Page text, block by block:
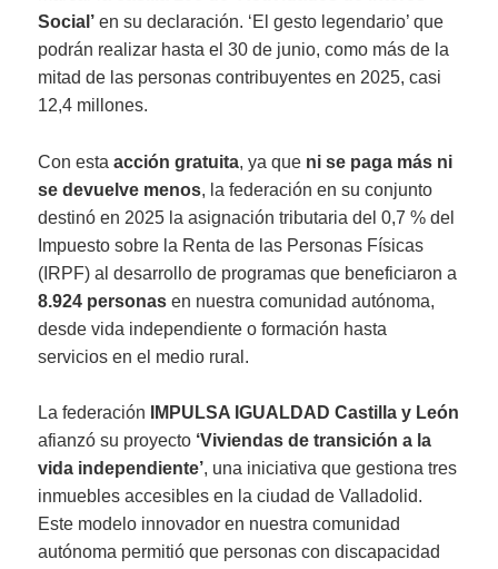
Social’ en su declaración. ‘El gesto legendario’ que
podrán realizar hasta el 30 de junio, como más de la
mitad de las personas contribuyentes en 2025, casi
12,4 millones.
Con estaacción gratuita, ya que ni se paga más ni
se devuelve menos, la federación en su conjunto
destinó en 2025 la asignación tributaria del 0,7 % del
Impuesto sobre la Renta de las Personas Físicas
(IRPF) al desarrollo de programas que beneficiaron a
8.924 personas en nuestra comunidad autónoma,
desde vida independiente o formación hasta
servicios en el medio rural.
La federación
IMPULSA IGUALDAD Castilla y León
afianzó su proyecto ‘Viviendas de transición a la
vida independiente’, una iniciativa que gestiona tres
inmuebles accesibles en la ciudad de Valladolid.
Este modelo innovador en nuestra comunidad
autónoma permitió que personas con discapacidad